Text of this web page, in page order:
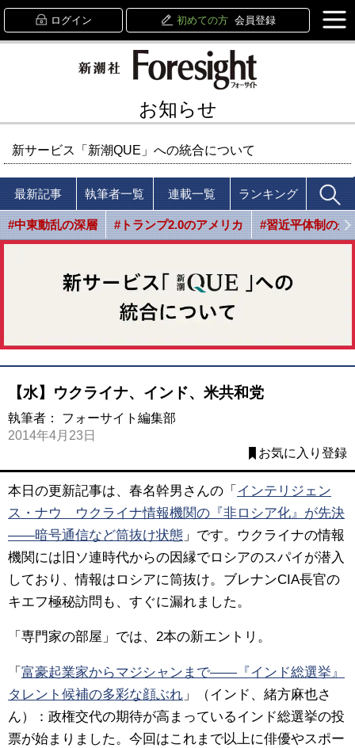
ログイン 初めての方 会員登録
お知らせ
新サービス「新潮QUE」への統合について
最新記事 執筆者一覧 連載一覧 ランキング
#中東動乱の深層 #トランプ2.0のアメリカ #習近平体制の光
【水】ウクライナ、インド、米共和党
執筆者： フォーサイト編集部
2014年4月23日
お気に入り登録
本日の更新記事は、春名幹男さんの「 インテリジェン
ス・ナウ ウクライナ情報機関の『非ロシア化』が先決
――暗号通信など筒抜け状態 」です。ウクライナの情報
機関には旧ソ連時代からの因縁でロシアのスパイが潜入
しており、情報はロシアに筒抜け。ブレナンCIA長官の
キエフ極秘訪問も、すぐに漏れました。
「専門家の部屋」では、2本の新エントリ。
「 富豪起業家からマジシャンまで――『インド総選挙』
タレント候補の多彩な顔ぶれ 」（インド、緒方麻也さ
ん）：政権交代の期待が高まっているインド総選挙の投
票が始まりました。今回はこれまで以上に俳優やスポー